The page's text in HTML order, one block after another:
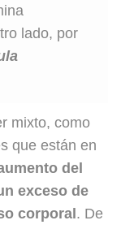
lado, por
mixto, como
que están en
del
exceso de
corporal. De